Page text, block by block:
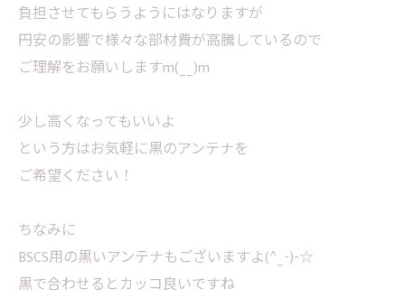
負担させてもらうようにはなりますが
円安の影響で様々な部材費が高騰しているので
ご理解をお願いしますm(__)m
少し高くなってもいいよ
という方はお気軽に黒のアンテナを
ご希望ください！
ちなみに
BSCS用の黒いアンテナもございますよ(^_-)-☆
黒で合わせるとカッコ良いですね